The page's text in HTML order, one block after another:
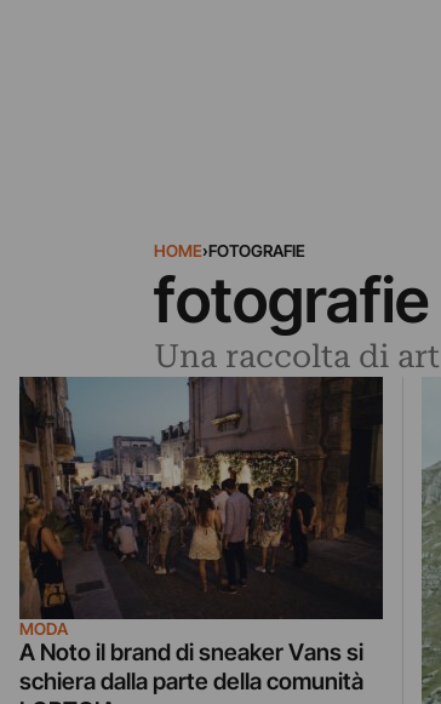
HOME›FOTOGRAFIE
fotografie
Una raccolta di
MODA
A Noto il brand di sneaker Vans si
schiera dalla parte della comunità